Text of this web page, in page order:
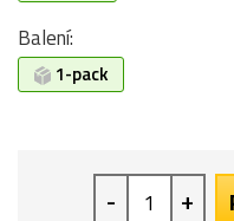
Balení:
1-pack
- +